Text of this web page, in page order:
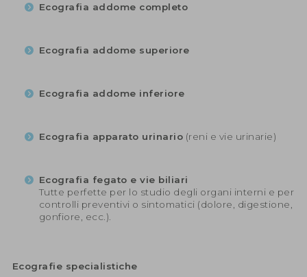
Ecografia addome completo
Ecografia addome superiore
Ecografia addome inferiore
Ecografia apparato urinario (reni e vie urinarie)
Ecografia fegato e vie biliari
Tutte perfette per lo studio degli organi interni e per
controlli preventivi o sintomatici (dolore, digestione,
gonfiore, ecc.).
Ecografie specialistiche